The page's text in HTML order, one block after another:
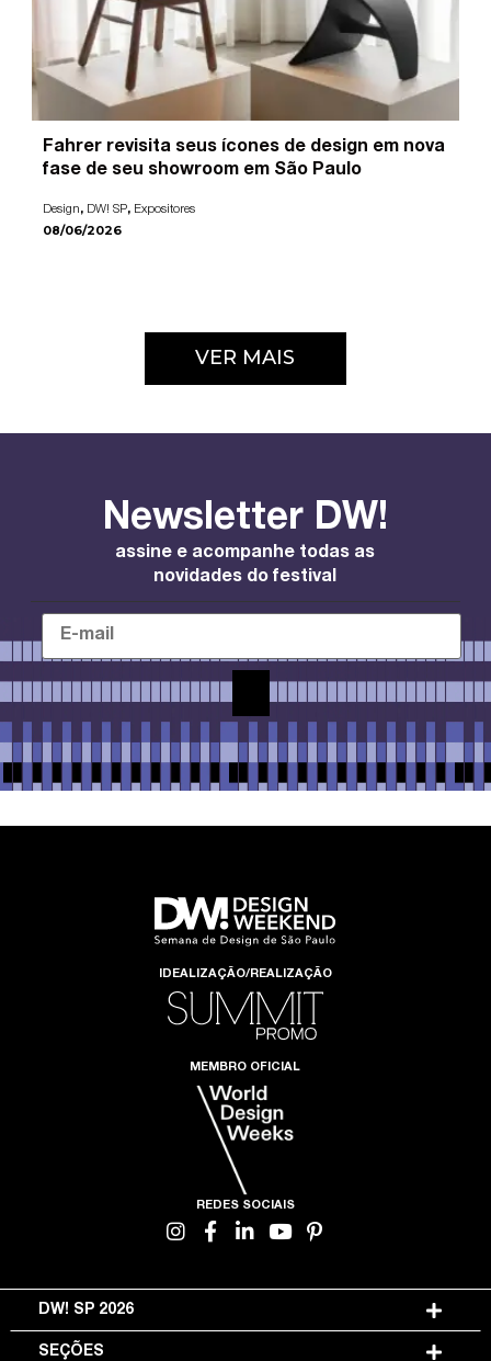
Fahrer revisita seus ícones de design em nova
fase de seu showroom em São Paulo
Design, DW! SP, Expositores
08/06/2026
VER MAIS
Newsletter DW!
assine e acompanhe todas as
novidades do festival
IDEALIZAÇÃO/REALIZAÇÃO
MEMBRO OFICIAL
REDES SOCIAIS
DW! SP 2026
SEÇÕES